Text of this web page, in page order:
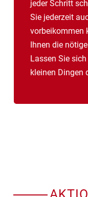
jeder Schritt
Sie jederzeit
vorbeikommen
Ihnen die
Lassen Sie
kleinen Dingen